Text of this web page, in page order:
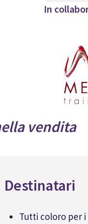
In
vendita
Destinatari
Tutti coloro per i